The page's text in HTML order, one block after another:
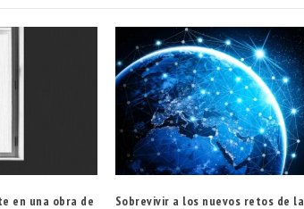
en una obra de
Sobrevivir a los nuevos retos de la